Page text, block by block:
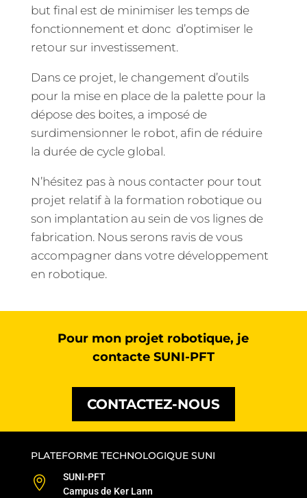
but final est de minimiser les temps de
fonctionnement et donc d’optimiser le
retour sur investissement.
Dans ce projet, le changement d’outils
pour la mise en place de la palette pour la
dépose des boites, a imposé de
surdimensionner le robot, afin de réduire
la durée de cycle global.
N’hésitez pas à nous contacter pour tout
projet relatif à la formation robotique ou
son implantation au sein de vos lignes de
fabrication. Nous serons ravis de vous
accompagner dans votre développement
en robotique.
Pour mon projet robotique, je
contacte SUNI-PFT
CONTACTEZ-NOUS
PLATEFORME TECHNOLOGIQUE SUNI

SUNI-PFT
Campus de Ker Lann